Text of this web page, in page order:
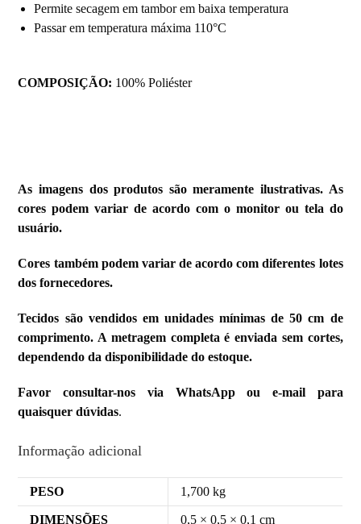
Permite secagem em tambor em baixa temperatura
Passar em temperatura máxima 110°C
COMPOSIÇÃO: 100% Poliéster
As imagens dos produtos são meramente ilustrativas. As
cores podem variar de acordo com o monitor ou tela do
usuário.
Cores também podem variar de acordo com diferentes lotes
dos fornecedores.
Tecidos são vendidos em unidades mínimas de 50 cm de
comprimento. A metragem completa é enviada sem cortes,
dependendo da disponibilidade do estoque.
Favor consultar-nos via WhatsApp ou e-mail para
quaisquer dúvidas.
Informação adicional
PESO 1,700 kg
DIMENSÕES 0,5 × 0,5 × 0,1 cm